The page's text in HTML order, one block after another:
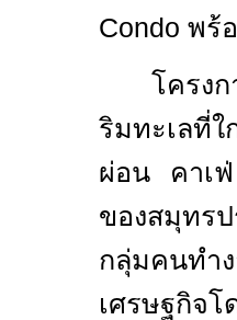
Condo พร้
โครง
ริมทะเลที่
ผ่อน คาเ
ของสมุทร
กลุ่มคนท
เศรษฐกิจ